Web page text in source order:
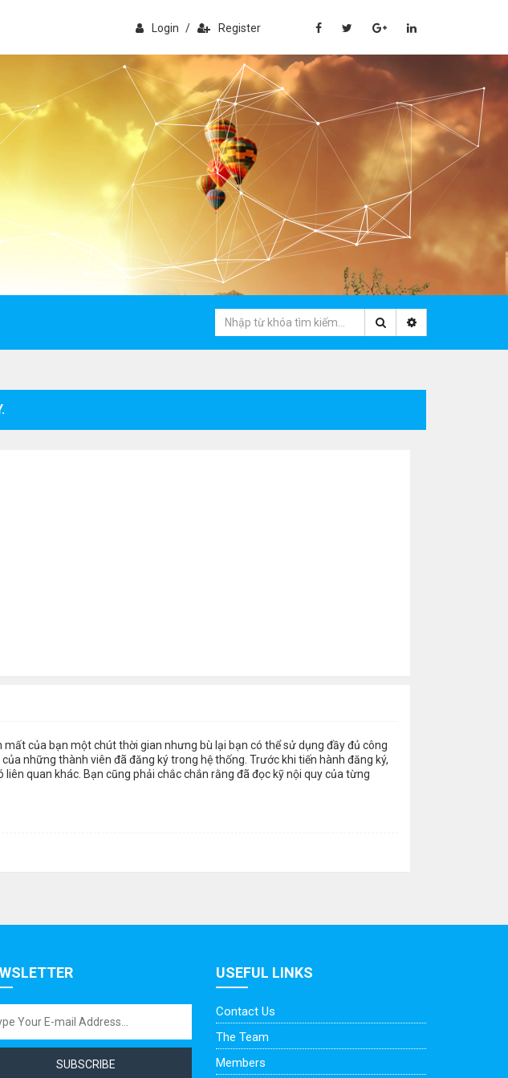
Login / Register
của bạn một chút thời gian nhưng bù lại bạn có thể sử dụng đầy đủ công
những thành viên đã đăng ký trong hệ thống. Trước khi tiến hành đăng ký,
quan khác. Bạn cũng phải chắc chắn rằng đã đọc kỹ nội quy của từng
SUBSCRIBE
USEFUL LINKS
Contact Us
The Team
Members